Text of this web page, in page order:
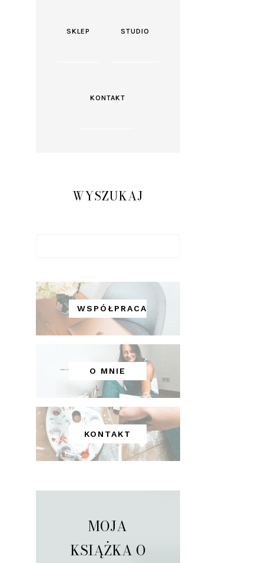
SKLEP STUDIO
KONTAKT
WYSZUKAJ
WSPÓŁPRACA
O MNIE
KONTAKT
MOJA
KSIĄŻKA O